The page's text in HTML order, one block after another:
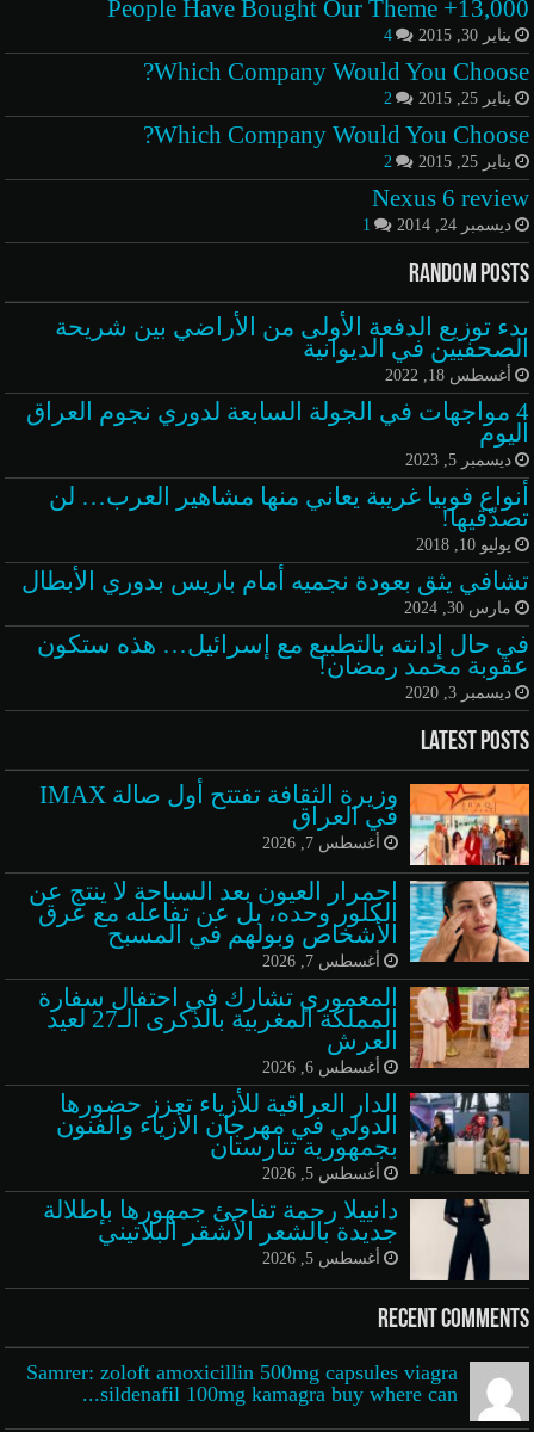
13,000+ People Have Bought Our Theme
يناير 30, 2015 4
Which Company Would You Choose?
يناير 25, 2015 2
Which Company Would You Choose?
يناير 25, 2015 2
Nexus 6 review
ديسمبر 24, 2014 1
Random Posts
بدء توزيع الدفعة الأولى من الأراضي بين شريحة
الصحفيين في الديوانية
أغسطس 18, 2022
4 مواجهات في الجولة السابعة لدوري نجوم العراق
اليوم
ديسمبر 5, 2023
أنواع فوبيا غريبة يعاني منها مشاهير العرب… لن
تصدّقيها!
يوليو 10, 2018
تشافي يثق بعودة نجميه أمام باريس بدوري الأبطال
مارس 30, 2024
في حال إدانته بالتطبيع مع إسرائيل… هذه ستكون
عقوبة محمد رمضان!
ديسمبر 3, 2020
Latest Posts
وزيرة الثقافة تفتتح أول صالة IMAX
في العراق
أغسطس 7, 2026
احمرار العيون بعد السباحة لا ينتج عن
الكلور وحده، بل عن تفاعله مع عرق
الأشخاص وبولهم في المسبح
أغسطس 7, 2026
المعموري تشارك في احتفال سفارة
المملكة المغربية بالذكرى الـ27 لعيد
العرش
أغسطس 6, 2026
الدار العراقية للأزياء تعزز حضورها
الدولي في مهرجان الأزياء والفنون
بجمهورية تتارستان
أغسطس 5, 2026
دانييلا رحمة تفاجئ جمهورها بإطلالة
جديدة بالشعر الأشقر البلاتيني
أغسطس 5, 2026
Recent Comments
Samrer: zoloft amoxicillin 500mg capsules viagra
sildenafil 100mg kamagra buy where can...